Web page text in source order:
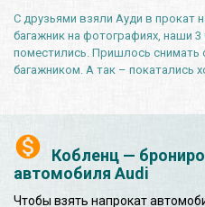
Кобленц —
автомобиля Audi
Чтобы взять напрокат
С друзьями взяли Ауди в прокат
багажник на фотографиях, наши
поместились. Пришлось
багажником. А так – покатались